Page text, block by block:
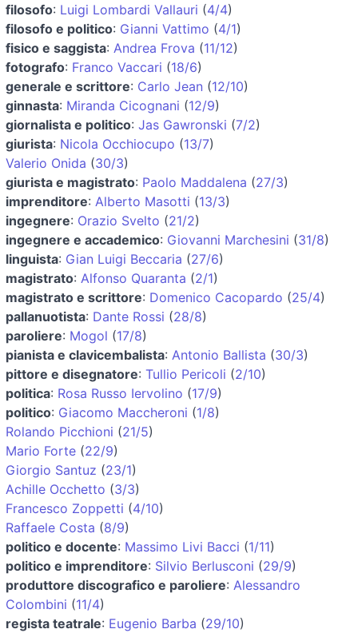
filosofo: Luigi Lombardi Vallauri (4/4)
filosofo e politico: Gianni Vattimo (4/1)
fisico e saggista: Andrea Frova (11/12)
fotografo: Franco Vaccari (18/6)
generale e scrittore: Carlo Jean (12/10)
ginnasta: Miranda Cicognani (12/9)
giornalista e politico: Jas Gawronski (7/2)
giurista: Nicola Occhiocupo (13/7)
Valerio Onida (30/3)
giurista e magistrato: Paolo Maddalena (27/3)
imprenditore: Alberto Masotti (13/3)
ingegnere: Orazio Svelto (21/2)
ingegnere e accademico: Giovanni Marchesini (31/8)
linguista: Gian Luigi Beccaria (27/6)
magistrato: Alfonso Quaranta (2/1)
magistrato e scrittore: Domenico Cacopardo (25/4)
pallanuotista: Dante Rossi (28/8)
paroliere: Mogol (17/8)
pianista e clavicembalista: Antonio Ballista (30/3)
pittore e disegnatore: Tullio Pericoli (2/10)
politica: Rosa Russo Iervolino (17/9)
politico: Giacomo Maccheroni (1/8)
Rolando Picchioni (21/5)
Mario Forte (22/9)
Giorgio Santuz (23/1)
Achille Occhetto (3/3)
Francesco Zoppetti (4/10)
Raffaele Costa (8/9)
politico e docente: Massimo Livi Bacci (1/11)
politico e imprenditore: Silvio Berlusconi (29/9)
produttore discografico e paroliere: Alessandro
Colombini (11/4)
regista teatrale: Eugenio Barba (29/10)